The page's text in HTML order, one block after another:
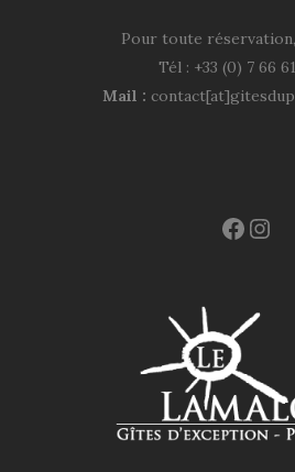
Pour toute
Tél : +33 (0) 7 66
Mail :